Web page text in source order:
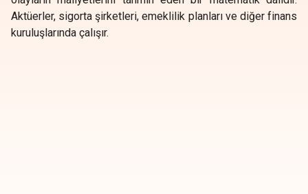
Aktüerler, sigorta şirketleri, emeklilik planları ve diğer finans
kuruluşlarında çalışır.